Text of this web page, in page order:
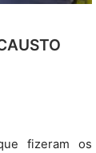
fizeram os